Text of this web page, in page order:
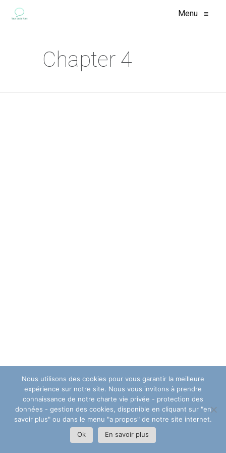
Menu ≡
Chapter 4
Nous utilisons des cookies pour vous garantir la meilleure
expérience sur notre site. Nous vous invitons à prendre
connaissance de notre charte vie privée - protection des
données - gestion des cookies, disponible en cliquant sur "en
savoir plus" ou dans le menu "a propos" de notre site internet.
Ok
En savoir plus